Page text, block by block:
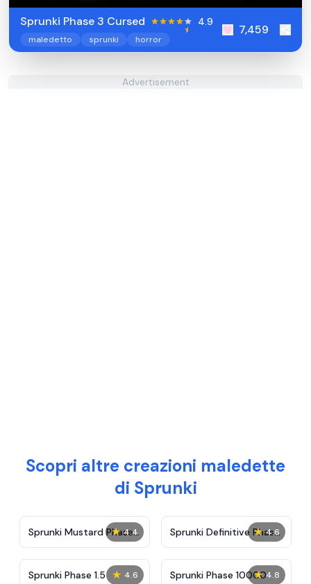
Sprunki Phase 3 Cursed 4.9
maledetto sprunki horror
7,459
Advertisement
Scopri altre creazioni maledette
di Sprunki
★ 4.4
Sprunki Mustard Phase
2
★ 4.6
Sprunki Definitive Phase
7
★ 4.6
Sprunki Phase 1.5 ★ 4.8
Sprunki Phase 10000